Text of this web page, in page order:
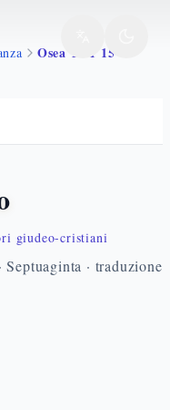
Osea 12 1 15
giudeo-cristiani
· traduzione